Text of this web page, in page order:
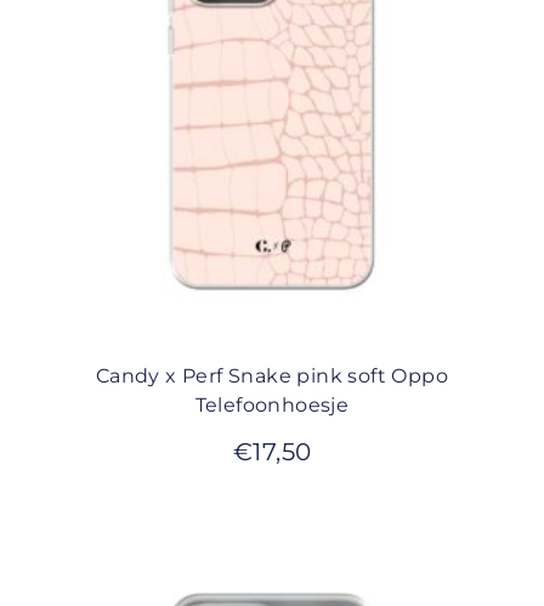
Candy x Perf Snake pink soft Oppo
Telefoonhoesje
€17,50